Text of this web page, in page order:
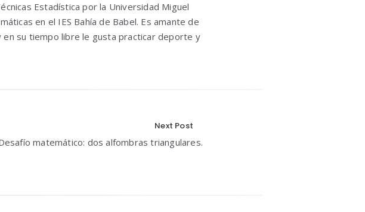
Estadística por la Universidad Miguel
en el IES Bahía de Babel. Es amante de
su tiempo libre le gusta practicar deporte y
Next Post
matemático: dos alfombras triangulares.